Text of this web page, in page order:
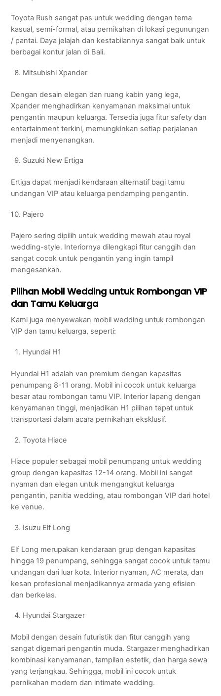
Toyota Rush sangat pas untuk wedding dengan tema
kasual, semi-formal, atau pernikahan di lokasi pegunungan
/ pantai. Daya jelajah dan kestabilannya sangat baik untuk
berbagai kontur jalan di Bali.
Mitsubishi Xpander
Dengan desain elegan dan ruang kabin yang lega,
Xpander menghadirkan kenyamanan maksimal untuk
pengantin maupun keluarga. Tersedia juga fitur safety dan
entertainment terkini, memungkinkan setiap perjalanan
menjadi menyenangkan.
Suzuki New Ertiga
Ertiga dapat menjadi kendaraan alternatif bagi tamu
undangan VIP atau keluarga pendamping pengantin.
Pajero
Pajero sering dipilih untuk wedding mewah atau royal
wedding-style. Interiornya dilengkapi fitur canggih dan
sangat cocok untuk pengantin yang ingin tampil
mengesankan.
Pilihan Mobil Wedding untuk Rombongan VIP
dan Tamu Keluarga
Kami juga menyewakan mobil wedding untuk rombongan
VIP dan tamu keluarga, seperti:
Hyundai H1
Hyundai H1 adalah van premium dengan kapasitas
penumpang 8-11 orang. Mobil ini cocok untuk keluarga
besar atau rombongan tamu VIP. Interior lapang dengan
kenyamanan tinggi, menjadikan H1 pilihan tepat untuk
transportasi dalam acara pernikahan eksklusif.
Toyota Hiace
Hiace populer sebagai mobil penumpang untuk wedding
group dengan kapasitas 12-14 orang. Mobil ini sangat
nyaman dan elegan untuk mengangkut keluarga
pengantin, panitia wedding, atau rombongan VIP dari hotel
ke venue.
Isuzu Elf Long
Elf Long merupakan kendaraan grup dengan kapasitas
hingga 19 penumpang, sehingga sangat cocok untuk tamu
undangan dari luar kota. Interior nyaman, AC merata, dan
kesan profesional menjadikannya armada yang efisien
dan berkelas.
Hyundai Stargazer
Mobil dengan desain futuristik dan fitur canggih yang
sangat digemari pengantin muda. Stargazer menghadirkan
kombinasi kenyamanan, tampilan estetik, dan harga sewa
yang terjangkau. Sehingga, mobil ini cocok untuk
pernikahan modern dan intimate wedding.